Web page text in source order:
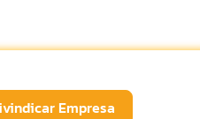
Empresa